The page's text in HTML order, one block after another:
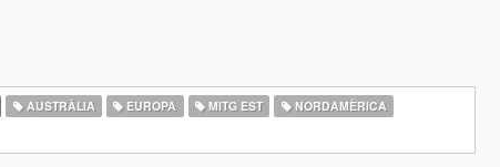
AUSTRÀLIA EUROPA MITG EST
NORDAMÈRICA